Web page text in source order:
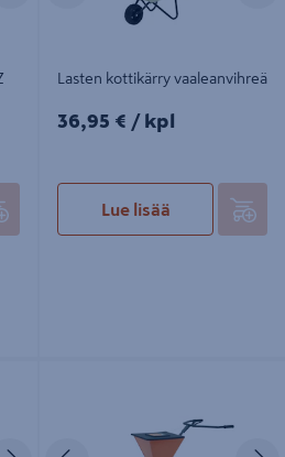
Lasten kottikärry vaaleanvihreä
36,95€/kpl
36,95 € / kpl
Lue lisää
SeuraavaEdellinen